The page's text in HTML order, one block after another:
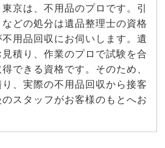
京は、不用品のプロです。引
どの処分は遺品整理士の資格
用品回収にお伺いします。遺
積り、作業のプロで試験を合
できる資格です。そのため、
、実際の不用品回収から接客
スタッフがお客様のもとへお